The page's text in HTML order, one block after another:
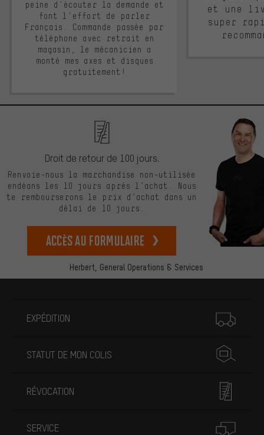
peine d'écouter la demande et
font l'effort de parler
Français. Commande passée par
téléphone avec retrait en
magasin, le mécanicien a
monté mes axes et disques
gratuitement!
et une
super
Herbert, General Operations & Services
Droit de retour de 100 jours.
Renvoie-nous la marchandise non-utilisée
endéans les 10 jours après l’achat. Nous
te rembourserons le prix d’achat dans un
délai de 10 jours.
Accès au formulaire
EXPÉDITION
STATUT DE MON COLIS
RÉVOCATION
SERVICE